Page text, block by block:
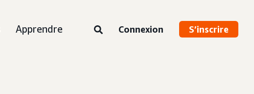
Apprendre Connexion S’inscrire